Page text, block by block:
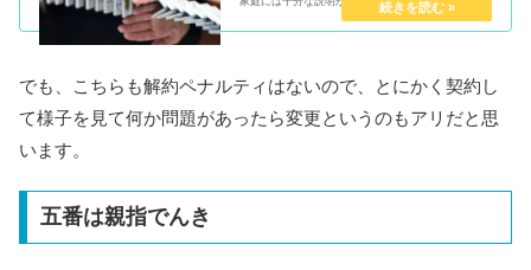
年4月25日には代理店向けに小売事業からの撤退につ
でも、こちらも解約ペナルティはないので、とにかく契約し
て様子を見て何か問題があったら変更というのもアリだと思
います。
五番は親指でんき